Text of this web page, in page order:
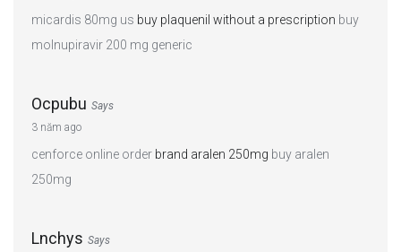
micardis 80mg us buy plaquenil without a prescription buy
molnupiravir 200 mg generic
Ocpubu Says
3 năm ago
cenforce online order brand aralen 250mg buy aralen
250mg
Lnchys Says